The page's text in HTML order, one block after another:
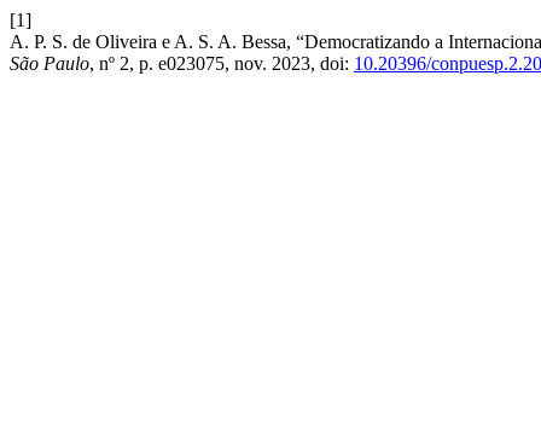
[1]
A. P. S. de Oliveira e A. S. A. Bessa, “Democratizando a
São Paulo, nº 2, p. e023075, nov. 2023, doi: 10.20396/